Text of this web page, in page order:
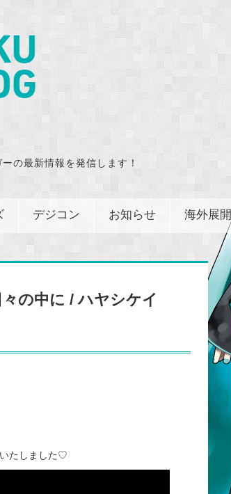
の最新情報を発信します！
デジコン お知らせ 海外展開
々の中に / ハヤシケイ
たしました♡